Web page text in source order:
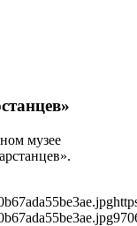
музее
970